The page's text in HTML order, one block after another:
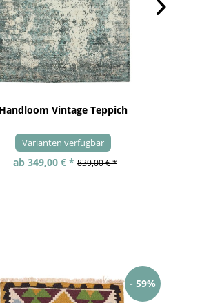
Handloom Vintage Teppich
Varianten verfügbar
ab 349,00 € * 839,00 € *
- 59%